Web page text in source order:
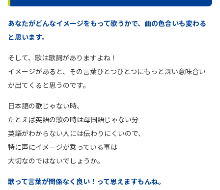
あなたがどんなイメージをもって歌うかで、曲の色合いも変わる
と思います。
そして、歌は歌詞がありますよね！
イメージがあると、その言葉ひとつひとつにもっと深い意味合い
が出てくると思うのです。
日本語の歌じゃない時、
たとえば英語の歌の時は母国語じゃない分
英語がわからない人には伝わりにくいので、
特に声にイメージが乗っている事は
大切なのではないでしょうか。
歌って言葉が関係なく良い！って思えますもんね。